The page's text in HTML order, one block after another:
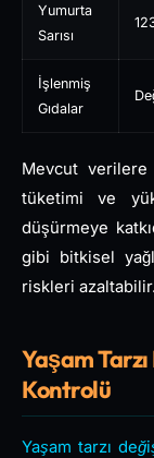
Yumurta
Sarısı
İşlenmiş
Gıdalar
Mevcut verilere
tüketimi ve
düşürmeye
gibi bitkisel
riskleri azaltabilir.
Yaşam
Kontrolü
Yaşam tarzı